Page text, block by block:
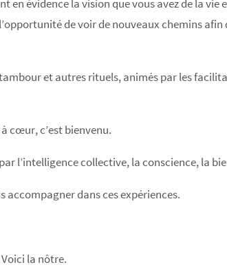
évidence la vision que vous avez de la vie
de voir de nouveaux chemins afin
et autres rituels, animés par les
cœur, c’est bienvenu.
l’intelligence collective, la conscience, la
accompagner dans ces expériences.
la nôtre.